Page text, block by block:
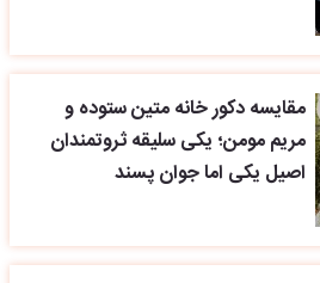
مقایسه دکور خانه متین ستوده و
مریم مومن؛ یکی سلیقه ثروتمندان
اصیل یکی اما جوان پسند